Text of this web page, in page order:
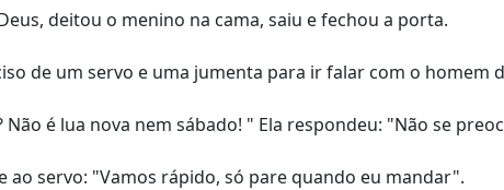
deitou o menino na cama, saiu e fechou a porta.
de um servo e uma jumenta para ir falar com o homem
é lua nova nem sábado! " Ela respondeu: "Não se
ao servo: "Vamos rápido, só pare quando eu mandar".